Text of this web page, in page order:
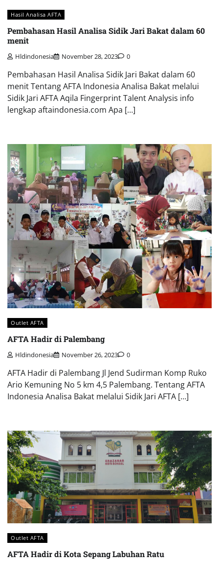
Hasil Analisa AFTA
Pembahasan Hasil Analisa Sidik Jari Bakat dalam 60
menit
Hldindonesia November 28, 2023 0
Pembahasan Hasil Analisa Sidik Jari Bakat dalam 60
menit Tentang AFTA Indonesia Analisa Bakat melalui
Sidik Jari AFTA Aqila Fingerprint Talent Analysis info
lengkap aftaindonesia.com Apa […]
Outlet AFTA
AFTA Hadir di Palembang
Hldindonesia November 26, 2023 0
AFTA Hadir di Palembang Jl Jend Sudirman Komp Ruko
Ario Kemuning No 5 km 4,5 Palembang. Tentang AFTA
Indonesia Analisa Bakat melalui Sidik Jari AFTA […]
Outlet AFTA
AFTA Hadir di Kota Sepang Labuhan Ratu